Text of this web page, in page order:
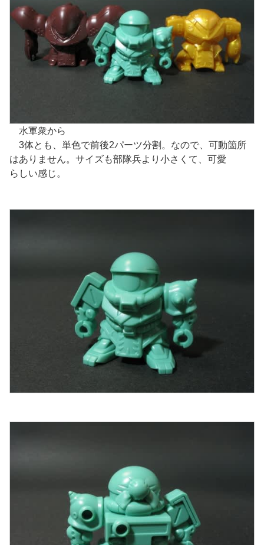
水軍衆から
3体とも、単色で前後2パーツ分割。なので、可動箇所
はありません。サイズも部隊兵より小さくて、可愛
らしい感じ。